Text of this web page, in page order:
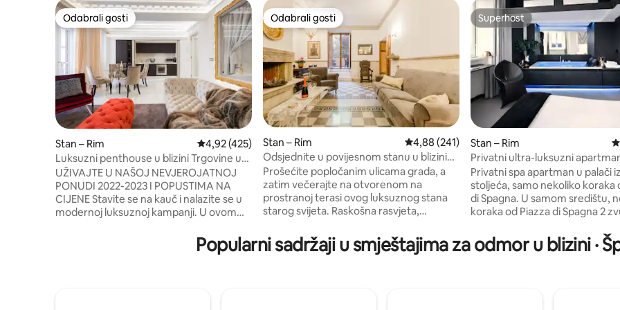
Odabrali gosti
Odabrali gosti
Stan – Rim Prosječna ocjena: 4,92/5, recenzija: 425
4,92 (425)
Luksuzni penthouse u blizini Trgovine u
Španjolskoj
UŽIVAJTE U NAŠOJ NEVJEROJATNOJ
PONUDI 2022-2023 I POPUSTIMA NA
CIJENE Stavite se na kauč i nalazite se u
modernoj luksuznoj kampanji. U ovom
smještenom tik uz palaču Hèrmes i stoji
između Palazzo Fendi i Palazzo Valentino,
Odabrali gosti
Odabrali gosti
Stan – Rim Prosječna ocjena: 4,88/5, recenzija: 241
4,88 (241)
Odsjednite u povijesnom stanu u blizini
Španjolskih stepenica
Prošećite popločanim ulicama grada, a
zatim večerajte na otvorenom na
prostranoj terasi ovog luksuznog stana
starog svijeta. Raskošna rasvjeta,
barokom stvaraju udoban, ali luksuzan
osjećaj za luksuzan obiteljski odmor.
Superhost
Superhost
Stan – Rim
Privatni ultra-luksuzni
doživljaj
Privatni spa apartman u palači iz
stoljeća, samo nekoliko koraka
di Spagna. U samom središtu, nekoliko
koraka od Piazza di Spagna 2 zvučno
krevetima od memorijske pjene
kupaonice u stilu toplica s
satelitskim programima · Klima-
Popularni sadržaji u smještajima za odmor u blizini ·